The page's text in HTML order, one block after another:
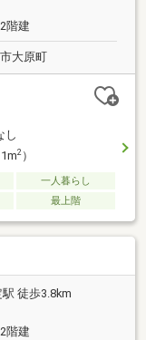
階建
大原町
し
2）
一人暮らし
最上階
徒歩3.8km
階建